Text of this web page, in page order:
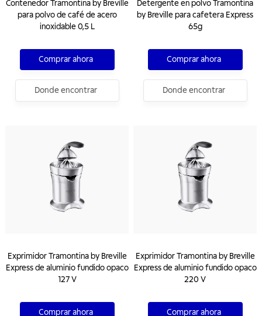
Contenedor Tramontina by Breville
para polvo de café de acero
inoxidable 0,5 L
Comprar ahora
Donde encontrar
Detergente en polvo Tramontina
by Breville para cafetera Express
65g
Comprar ahora
Donde encontrar
Exprimidor Tramontina by Breville
Express de aluminio fundido opaco
127 V
Comprar ahora
Exprimidor Tramontina by Breville
Express de aluminio fundido opaco
220 V
Comprar ahora